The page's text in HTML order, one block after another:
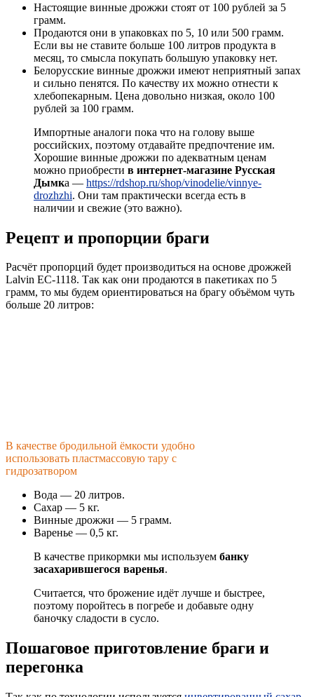
Настоящие винные дрожжи стоят от 100 рублей за 5
грамм.
Продаются они в упаковках по 5, 10 или 500 грамм.
Если вы не ставите больше 100 литров продукта в
месяц, то смысла покупать большую упаковку нет.
Белорусские винные дрожжи имеют неприятный запах
и сильно пенятся. По качеству их можно отнести к
хлебопекарным. Цена довольно низкая, около 100
рублей за 100 грамм.
Импортные аналоги пока что на голову выше
российских, поэтому отдавайте предпочтение им.
Хорошие винные дрожжи по адекватным ценам
можно приобрести в интернет-магазине Русская
Дымка — https://rdshop.ru/shop/vinodelie/vinnye-
drozhzhi. Они там практически всегда есть в
наличии и свежие (это важно).
Рецепт и пропорции браги
Расчёт пропорций будет производиться на основе дрожжей
Lalvin EC-1118. Так как они продаются в пакетиках по 5
грамм, то мы будем ориентироваться на брагу объёмом чуть
больше 20 литров:
В качестве бродильной ёмкости удобно
использовать пластмассовую тару с
гидрозатвором
Вода — 20 литров.
Сахар — 5 кг.
Винные дрожжи — 5 грамм.
Варенье — 0,5 кг.
В качестве прикормки мы используем банку
засахарившегося варенья.
Считается, что брожение идёт лучше и быстрее,
поэтому поройтесь в погребе и добавьте одну
баночку сладости в сусло.
Пошаговое приготовление браги и
перегонка